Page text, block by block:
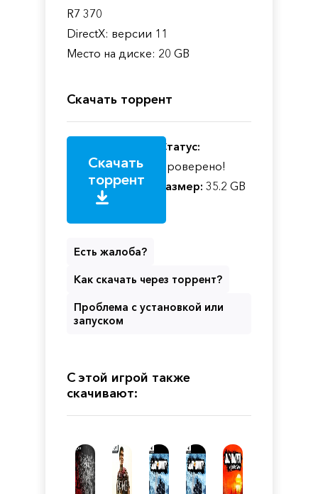
R7 370
DirectX: версии 11
Место на диске: 20 GB
Скачать торрент
Скачать
торрент
Статус:
Проверено!
Размер: 35.2 GB
Есть жалоба?
Как скачать через торрент?
Проблема с установкой или
запуском
С этой игрой также
скачивают: